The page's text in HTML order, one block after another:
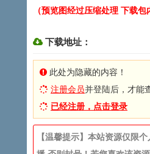
（预览图经过压缩处理 下载包
下载地址：
此处为隐藏的内容！
注册会员并登陆后，才能
已经注册，点击登录
【温馨提示】本站资源仅限